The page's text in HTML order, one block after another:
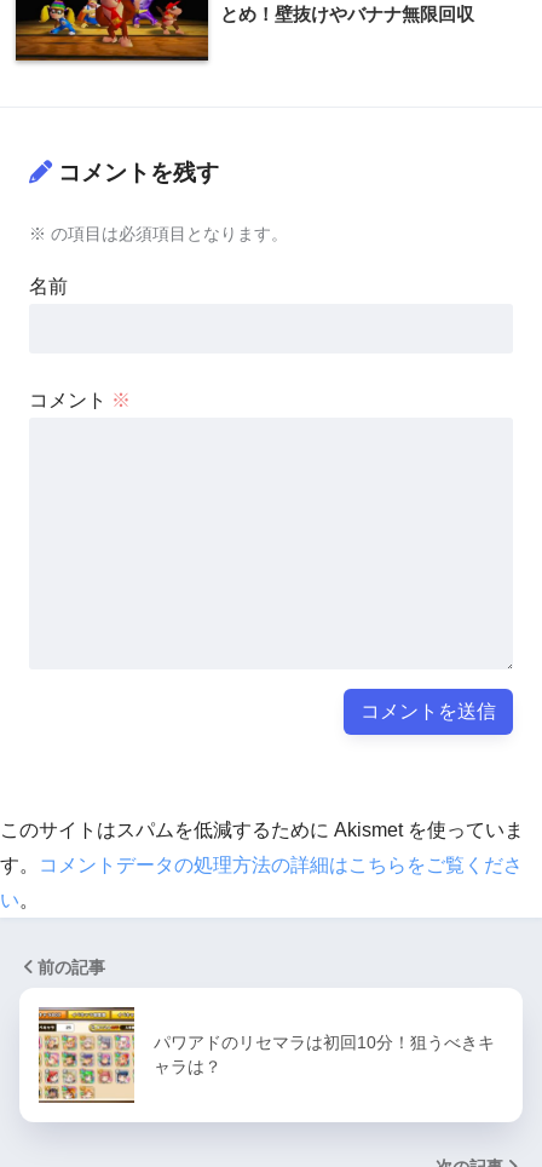
とめ！壁抜けやバナナ無限回収
コメントを残す
※ の項目は必須項目となります。
名前
コメント ※
このサイトはスパムを低減するために Akismet を使っていま
す。
コメントデータの処理方法の詳細はこちらをご覧くださ
い。
前の記事
パワアドのリセマラは初回10分！狙うべきキ
ャラは？